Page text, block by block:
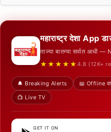
महाराष्ट्र देशा App
ताज्या बातम्या सर्वात
★★★★★ 4.8 (12K+
🔔 Breaking Alerts 📖 Offline
📺 Live TV
GET IT ON